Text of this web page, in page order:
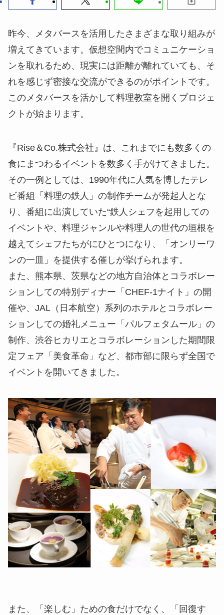
昨今、メタバースを活用したさまざまな取り組みが
増えてきています。仮想空間内でコミュニケーショ
ンを取れるため、現実には距離が離れていても、そ
れを感じず密接な交流ができるのがポイントです。
このメタバースを活かして料理教室を開くプロジェ
クトが始まります。
『Rise＆Co.株式会社』は、これまでにも数多くの
食にまつわるイベントを数多く手がけてきました。
その一例としては、1990年代に人気を博したテレ
ビ番組「料理の鉄人」の制作チームが発起人とな
り、番組に出演していた“鉄人シェフを起用しての
イベントや、料理ジャンルや料理人の世代の垣根を
越えてシェフたちがにひとつになり、「オンリーワ
ンの一皿」を提供する催しが挙げられます。
また、熊本県、茨県などの地方自治体とコラボレー
ションしての特別ディナー「CHEF-1ナイト」の開
催や、JAL（日本航空）系列のホテルとコラボレー
ションしての婚礼メニュー「パルフェタムール」の
制作、渋谷ヒカリエとコラボレーションした期間限
定フェア「美食革命」など、都市部に限らず全国で
イベントを開いてきました。
また、「楽しむ」ための食だけでなく、「回復す